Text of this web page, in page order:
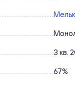
3 кв.
67%